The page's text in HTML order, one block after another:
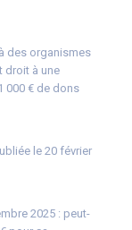
des organismes
droit à une
000 € de dons
le 20 février
2025 : peut-